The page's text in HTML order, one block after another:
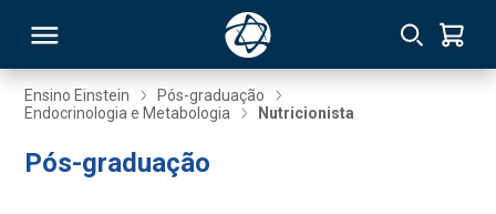
Ensino Einstein
Pós-graduação
Endocrinologia e Metabologia
Nutricionista
Pós-graduação